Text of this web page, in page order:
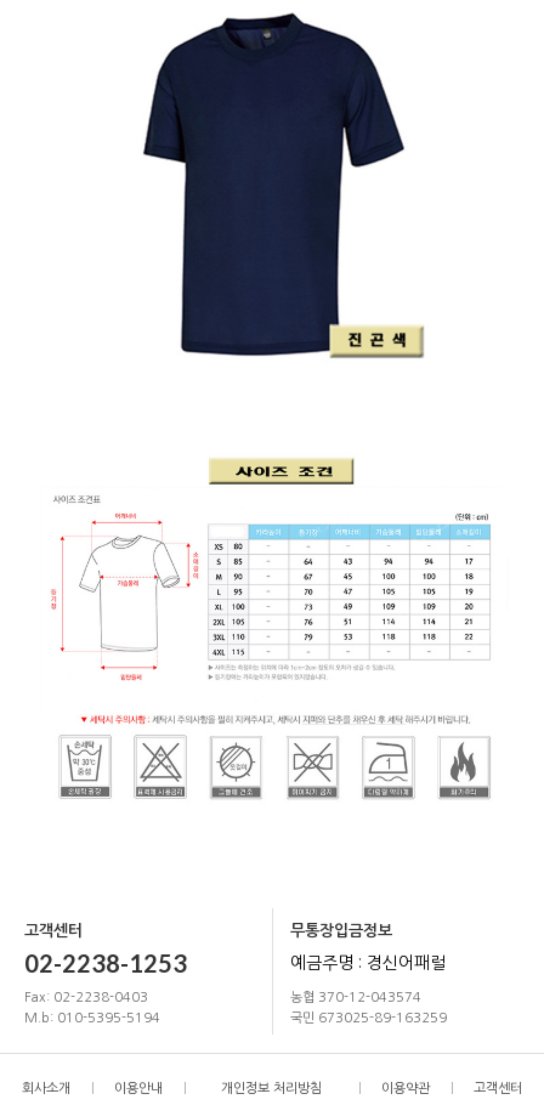
고객센터
02-2238-1253
Fax: 02-2238-0403
M.b: 010-5395-5194
무통장입금정보
예금주명 : 경신어패럴
농협 370-12-043574
국민 673025-89-163259
회사소개 이용안내 개인정보 처리방침 이용약관 고객센터